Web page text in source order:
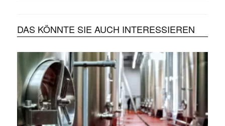
DAS KÖNNTE SIE AUCH INTERESSIEREN